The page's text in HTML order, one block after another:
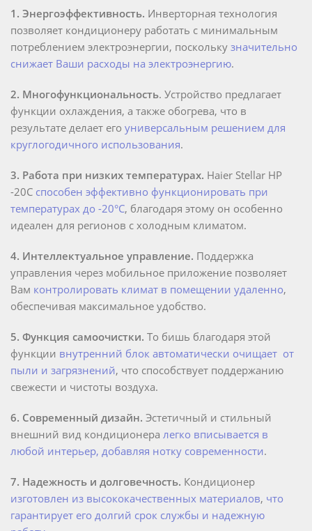
1. Энергоэффективность. Инверторная технология
позволяет кондиционеру работать с минимальным
потреблением электроэнергии, поскольку значительно
снижает Ваши расходы на электроэнергию.
2. Многофункциональность. Устройство предлагает
функции охлаждения, а также обогрева, что в
результате делает его универсальным решением для
круглогодичного использования.
3. Работа при низких температурах. Haier Stellar HP
-20C способен эффективно функционировать при
температурах до -20°C, благодаря этому он особенно
идеален для регионов с холодным климатом.
4. Интеллектуальное управление. Поддержка
управления через мобильное приложение позволяет
Вам контролировать климат в помещении удаленно,
обеспечивая максимальное удобство.
5. Функция самоочистки. То бишь благодаря этой
функции внутренний блок автоматически очищает от
пыли и загрязнений, что способствует поддержанию
свежести и чистоты воздуха.
6. Современный дизайн. Эстетичный и стильный
внешний вид кондиционера легко вписывается в
любой интерьер, добавляя нотку современности.
7. Надежность и долговечность. Кондиционер
изготовлен из высококачественных материалов, что
гарантирует его долгий срок службы и надежную